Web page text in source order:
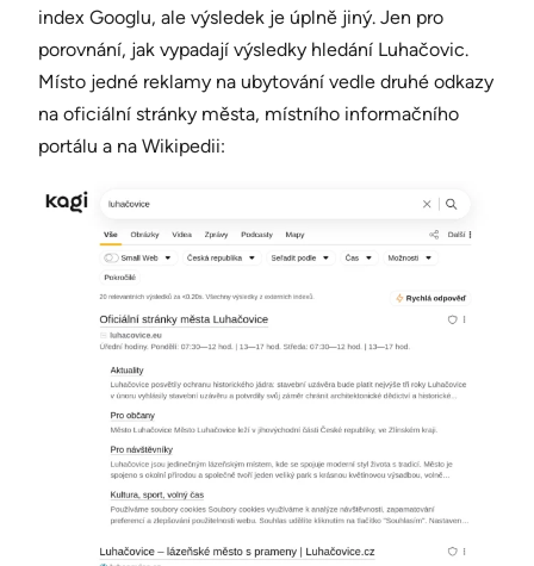
index Googlu, ale výsledek je úplně jiný. Jen pro
porovnání, jak vypadají výsledky hledání Luhačovic.
Místo jedné reklamy na ubytování vedle druhé odkazy
na oficiální stránky města, místního informačního
portálu a na Wikipedii: